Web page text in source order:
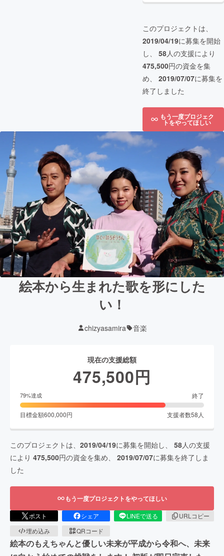
このプロジェクトは、
2019/04/19に募集を開始
し、 58人の支援により
475,500円の資金を集
め、 2019/07/07に募集を
終了しました
もう一度プロジェク
トをやってほしい
絵本から生まれた歌を形にした
い！
chizyasamira 音楽
現在の支援総額
475,500円
79%達成 終了
目標金額600,000円 支援者数58 人
このプロジェクトは、 2019/04/19に募集を開始し、 58人の支援
により 475,500円の資金を集め、 2019/07/07に募集を終了しま
した
もう一度プロジェクトをやってほしい
ポスト シェア LINEで送る
URLコピー
埋め込み
QRコード
絵本のもえちゃんと優しい未来が平成から令和へ、未来